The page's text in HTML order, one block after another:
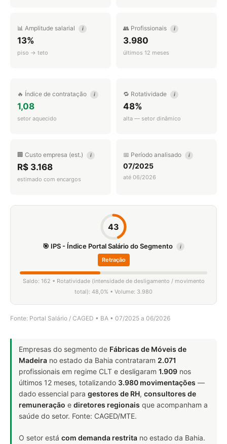
📊 Amplitude salarial i
13%
piso → teto
👥 Profissionais i
3.980
últimos 12 meses
🔥 Índice de contratação i
1,08
setor aquecido
🔁 Rotatividade i
48%
alta — setor dinâmico
🏢 Custo empresa (est.) i
R$ 3.168
estimado com encargos
📅 Período analisado i
07/2025
até 06/2026
43
🎯 IPS - Índice Portal Salário do Segmento i
Retração
Saldo: 162 • Rotatividade (intensidade de desligamento / movimento
total): 48,0% • Volume: 3.980
Fonte: Portal Salário / CAGED • BA • 07/2025 a 06/2026
Empresas do segmento de Fábricas de Móveis de
Madeira no estado da Bahia contrataram 2.071
profissionais em regime CLT e desligaram 1.909 nos
últimos 12 meses, totalizando 3.980 movimentações —
dado essencial para gestores de RH, consultores de
remuneração e diretores regionais que acompanham a
saúde do setor. Fonte: CAGED/MTE.
O setor está com demanda restrita no estado da Bahia.